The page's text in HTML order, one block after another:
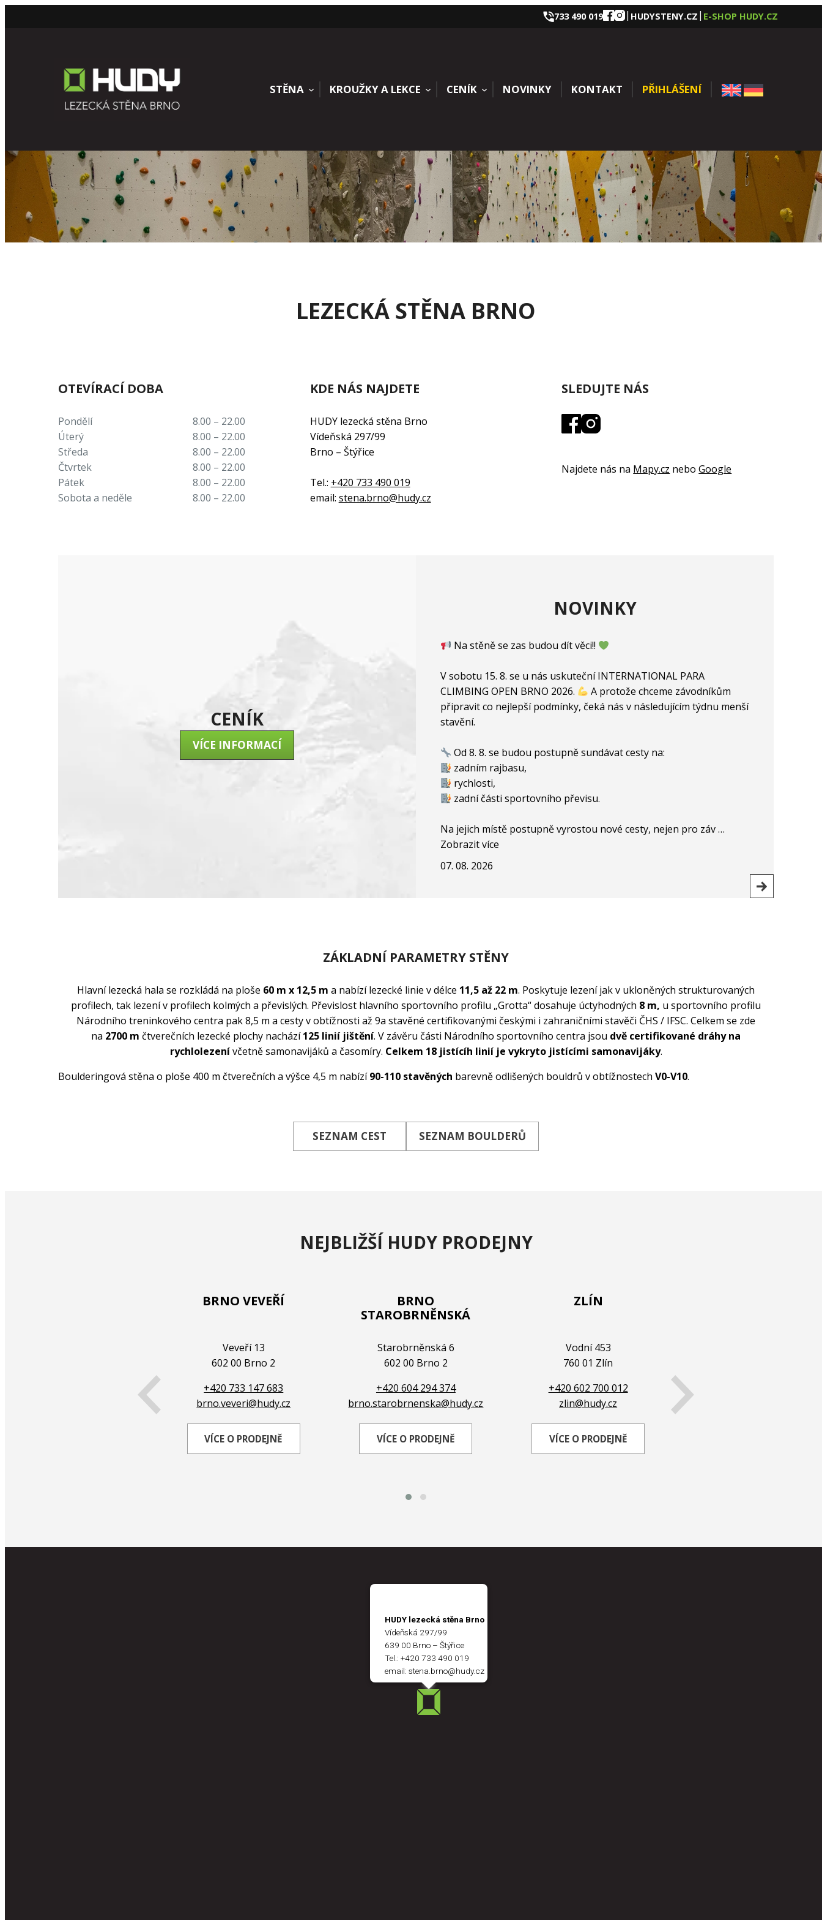
733 490 019 | HUDYSTENY.CZ | E-SHOP HUDY.CZ
STĚNA KROUŽKY A LEKCE CENÍK NOVINKY KONTAKT PŘIHLÁŠENÍ
LEZECKÁ STĚNA BRNO
OTEVÍRACÍ DOBA
Pondělí
8.00 – 22.00
Úterý
8.00 – 22.00
Středa
8.00 – 22.00
Čtvrtek
8.00 – 22.00
Pátek
8.00 – 22.00
Sobota a neděle
8.00 – 22.00
KDE NÁS NAJDETE
HUDY lezecká stěna Brno
Vídeňská 297/99
Brno – Štýřice
Tel.: +420 733 490 019
email: stena.brno@hudy.cz
SLEDUJTE NÁS
Najdete nás na Mapy.cz neboGoogle
CENÍK
VÍCE INFORMACÍ
NOVINKY
Na stěně se zas budou dít věci!!
V sobotu 15. 8. se u nás uskuteční INTERNATIONAL PARA
CLIMBING OPEN BRNO 2026.
A protože chceme závodníkům
připravit co nejlepší podmínky, čeká nás v následujícím týdnu menší
stavění.
Od 8. 8. se budou postupně sundávat cesty na:
zadním rajbasu,
rychlosti,
zadní části sportovního převisu.
Na jejich místě postupně vyrostou nové cesty, nejen pro záv…
Zobrazit více
07. 08. 2026
ZÁKLADNÍ PARAMETRY STĚNY
Hlavní lezecká hala se rozkládá na ploše 60 m x 12,5 m a nabízí lezecké linie v délce 11,5 až 22 m. Poskytuje lezení jak v ukloněných strukturovaných
profilech, tak lezení v profilech kolmých a převislých. Převislost hlavního sportovního profilu „Grotta“ dosahuje úctyhodných 8 m, u sportovního profilu
Národního treninkového centra pak 8,5 m a cesty v obtížnosti až 9a stavěné certifikovanými českými i zahraničními stavěči ČHS / IFSC. Celkem se zde
na 2700 m čtverečních lezecké plochy nachází125 linií jištění. V závěru části Národního sportovního centra jsou dvě certifikované dráhy na
rychlolezenívčetně samonavijáků a časomíry. Celkem 18 jistícíh linií je vykryto jistícími samonavijáky.
Boulderingová stěna o ploše 400 m čtverečních a výšce 4,5 m nabízí90-110 stavěných barevně odlišených bouldrů v obtížnostech V0-V10.
SEZNAM CEST SEZNAM BOULDERŮ
NEJBLIŽŠÍ HUDY PRODEJNY
BRNO VEVEŘÍ
Veveří 13
602 00 Brno 2
+420 733 147 683
brno.veveri@hudy.cz
VÍCE O PRODEJNĚ
BRNO
STAROBRNĚNSKÁ
Starobrněnská 6
602 00 Brno 2
+420 604 294 374
brno.starobrnenska@hudy.cz
VÍCE O PRODEJNĚ
ZLÍN
Vodní 453
760 01 Zlín
+420 602 700 012
zlin@hudy.cz
VÍCE O PRODEJNĚ
HUDY lezecká stěna Brno
Vídeňská 297/99
639 00 Brno – Štýřice
Tel.: +420 733 490 019
email: stena.brno@hudy.cz